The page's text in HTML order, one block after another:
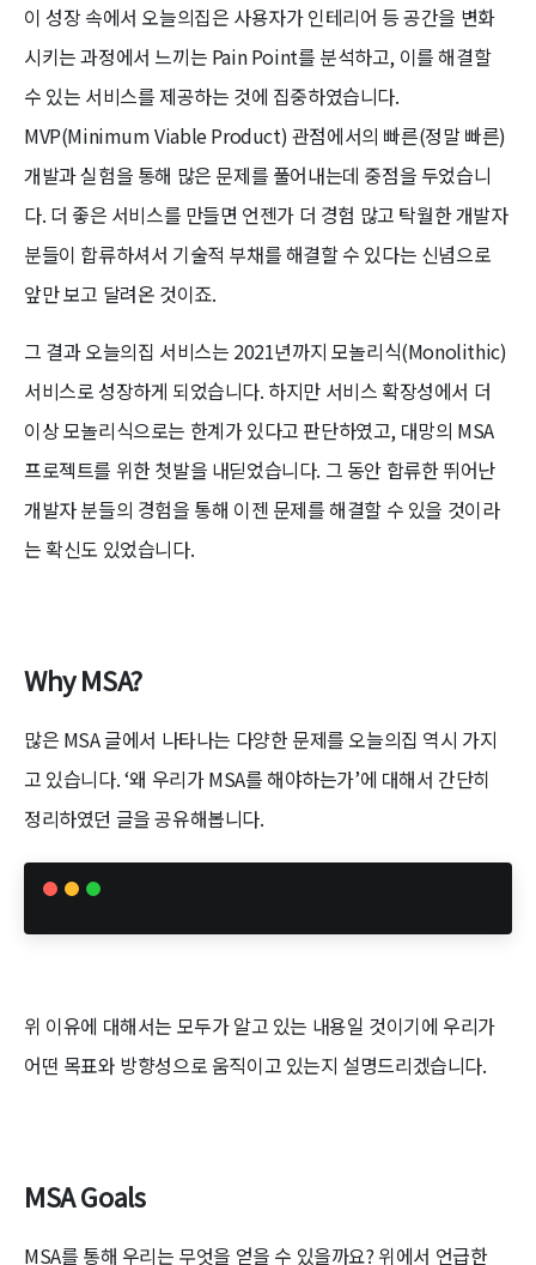
이 성장 속에서 오늘의집은 사용자가 인테리어 등 공간을 변화
시키는 과정에서 느끼는 Pain Point를 분석하고, 이를 해결할
수 있는 서비스를 제공하는 것에 집중하였습니다.
MVP(Minimum Viable Product) 관점에서의 빠른(정말 빠른)
개발과 실험을 통해 많은 문제를 풀어내는데 중점을 두었습니
다. 더 좋은 서비스를 만들면 언젠가 더 경험 많고 탁월한 개발자
분들이 합류하셔서 기술적 부채를 해결할 수 있다는 신념으로
앞만 보고 달려온 것이죠.
그 결과 오늘의집 서비스는 2021년까지 모놀리식(Monolithic)
서비스로 성장하게 되었습니다. 하지만 서비스 확장성에서 더
이상 모놀리식으로는 한계가 있다고 판단하였고, 대망의 MSA
프로젝트를 위한 첫발을 내딛었습니다. 그 동안 합류한 뛰어난
개발자 분들의 경험을 통해 이젠 문제를 해결할 수 있을 것이라
는 확신도 있었습니다.
Why MSA?
많은 MSA 글에서 나타나는 다양한 문제를 오늘의집 역시 가지
고 있습니다. ‘왜 우리가 MSA를 해야하는가’에 대해서 간단히
정리하였던 글을 공유해봅니다.
위 이유에 대해서는 모두가 알고 있는 내용일 것이기에 우리가
어떤 목표와 방향성으로 움직이고 있는지 설명드리겠습니다.
MSAGoals
MSA를 통해 우리는 무엇을 얻을 수 있을까요? 위에서 언급한